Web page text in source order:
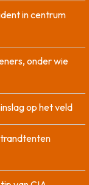
in centrum
onder wie
op het veld